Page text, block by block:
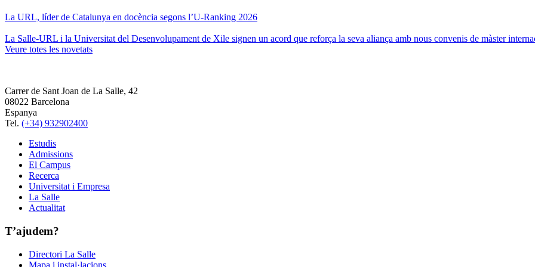
La URL, líder de Catalunya en docència segons l’U-Ranking 2026
La Salle-URL i la Universitat del Desenvolupament de Xile signen un acord que reforça la seva aliança amb nous convenis de màster
Veure totes les novetats
Carrer de Sant Joan de La Salle, 42
08022 Barcelona
Espanya
Tel. (+34) 932902400
Estudis
Admissions
El Campus
Recerca
Universitat i Empresa
La Salle
Actualitat
T’ajudem?
Directori La Salle
Mapa i instal·lacions